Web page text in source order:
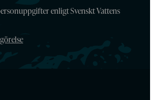
enligt Svenskt Vattens